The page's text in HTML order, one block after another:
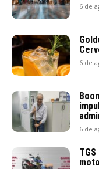
6 de
6 de
6 de